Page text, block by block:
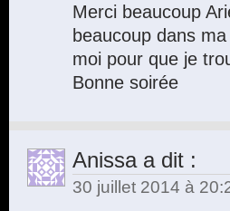
Merci beaucoup
beaucoup dans
moi pour que je
Bonne soirée
Anissaa dit :
30 juillet 2014 à